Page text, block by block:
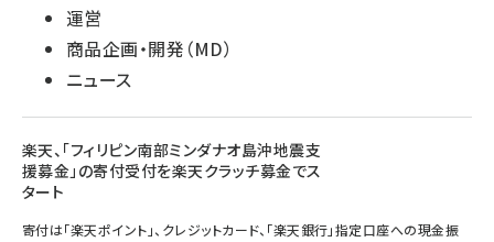
運営
商品企画・開発（MD）
ニュース
楽天、「フィリピン南部ミンダナオ島沖地震支
援募金」の寄付受付を楽天クラッチ募金でス
タート
寄付は「楽天ポイント」、クレジットカード、「楽天銀行」指定口座への現金振